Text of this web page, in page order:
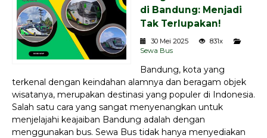
di Bandung: Menjadi
Tak Terlupakan!
30 Mei 2025
831x
Sewa Bus
Bandung, kota yang
terkenal dengan keindahan alamnya dan beragam objek
wisatanya, merupakan destinasi yang populer di Indonesia.
Salah satu cara yang sangat menyenangkan untuk
menjelajahi keajaiban Bandung adalah dengan
menggunakan bus. Sewa Bus tidak hanya menyediakan